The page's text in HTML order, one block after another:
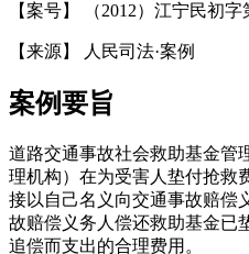
【案号】 （2012）江宁民初字
【来源】 人民司法·案例
案例要旨
道路交通事故社会救助基金管
理机构）在为受害人垫付抢救
接以自己名义向交通事故赔偿
故赔偿义务人偿还救助基金已
追偿而支出的合理费用。